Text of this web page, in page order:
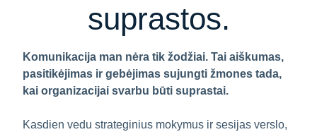
suprastos.
Komunikacija man nėra tik žodžiai. Tai aiškumas,
pasitikėjimas ir gebėjimas sujungti žmones tada,
kai organizacijai svarbu būti suprastai.
Kasdien vedu strateginius mokymus ir sesijas verslo,